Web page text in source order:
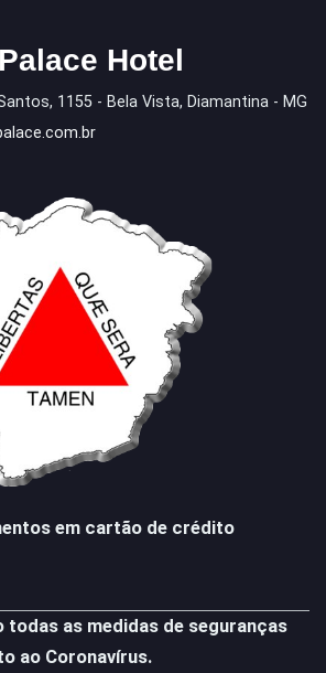
Hotel
1155 - Bela Vista, Diamantina - MG
em cartão de crédito
todas as medidas de seguranças
ao Coronavírus.